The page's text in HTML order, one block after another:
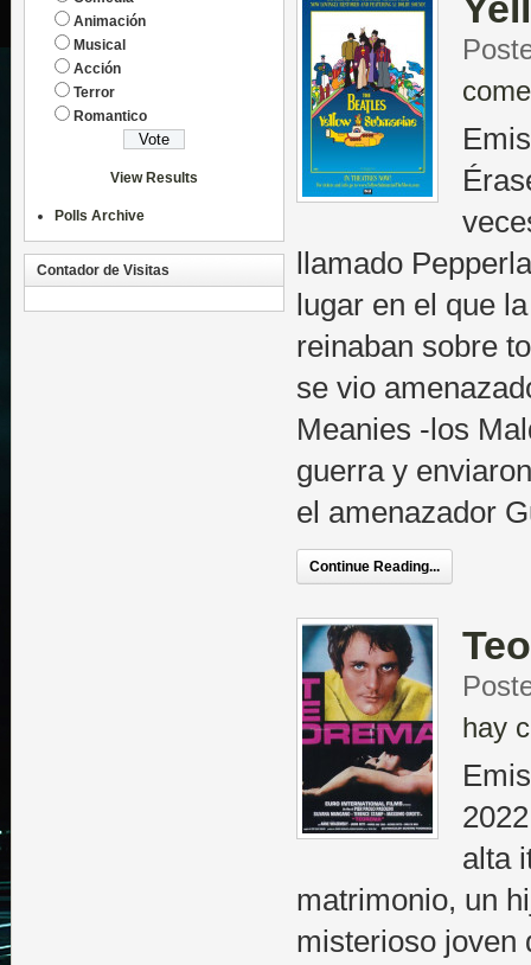
llamado
lugar en el que
reinaban sobre
se vio
Meanies -los
guerra y
el amenazador
Continue Reading...
hay
alta
matrimonio, un
misterioso joven
Animación
Musical
Acción
Terror
Romantico
View Results
Polls Archive
Contador de Visitas